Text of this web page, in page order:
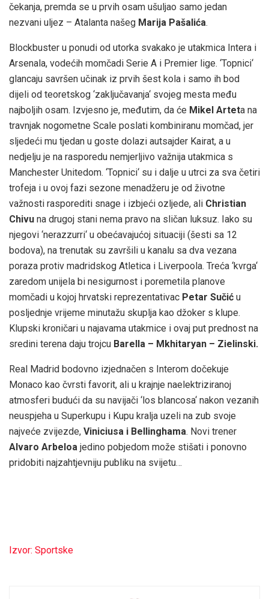
čekanja, premda se u prvih osam ušuljao samo jedan
nezvani uljez – Atalanta našeg Marija Pašalića.
Blockbuster u ponudi od utorka svakako je utakmica Intera i
Arsenala, vodećih momčadi Serie A i Premier lige. ‘Topnici‘
glancaju savršen učinak iz prvih šest kola i samo ih bod
dijeli od teoretskog ‘zaključavanja‘ svojeg mesta među
najboljih osam. Izvjesno je, međutim, da će Mikel Arteta na
travnjak nogometne Scale poslati kombiniranu momčad, jer
sljedeći mu tjedan u goste dolazi autsajder Kairat, a u
nedjelju je na rasporedu nemjerljivo važnija utakmica s
Manchester Unitedom. ‘Topnici‘ su i dalje u utrci za sva četiri
trofeja i u ovoj fazi sezone menadžeru je od životne
važnosti rasporediti snage i izbjeći ozljede, ali Christian
Chivu na drugoj stani nema pravo na sličan luksuz. Iako su
njegovi ‘nerazzurri‘ u obećavajućoj situaciji (šesti sa 12
bodova), na trenutak su završili u kanalu sa dva vezana
poraza protiv madridskog Atletica i Liverpoola. Treća ‘kvrga‘
zaredom unijela bi nesigurnost i poremetila planove
momčadi u kojoj hrvatski reprezentativac Petar Sučić u
posljednje vrijeme minutažu skuplja kao džoker s klupe.
Klupski kroničari u najavama utakmice i ovaj put prednost na
sredini terena daju trojcu Barella – Mkhitaryan – Zielinski.
Real Madrid bodovno izjednačen s Interom dočekuje
Monaco kao čvrsti favorit, ali u krajnje naelektriziranoj
atmosferi budući da su navijači ‘los blancosa‘ nakon vezanih
neuspjeha u Superkupu i Kupu kralja uzeli na zub svoje
najveće zvijezde, Viniciusa i Bellinghama. Novi trener
Alvaro Arbeloa jedino pobjedom može stišati i ponovno
pridobiti najzahtjevniju publiku na svijetu…
Izvor: Sportske